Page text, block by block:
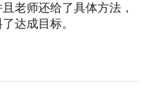
老师还给了具体方法，
达成目标。